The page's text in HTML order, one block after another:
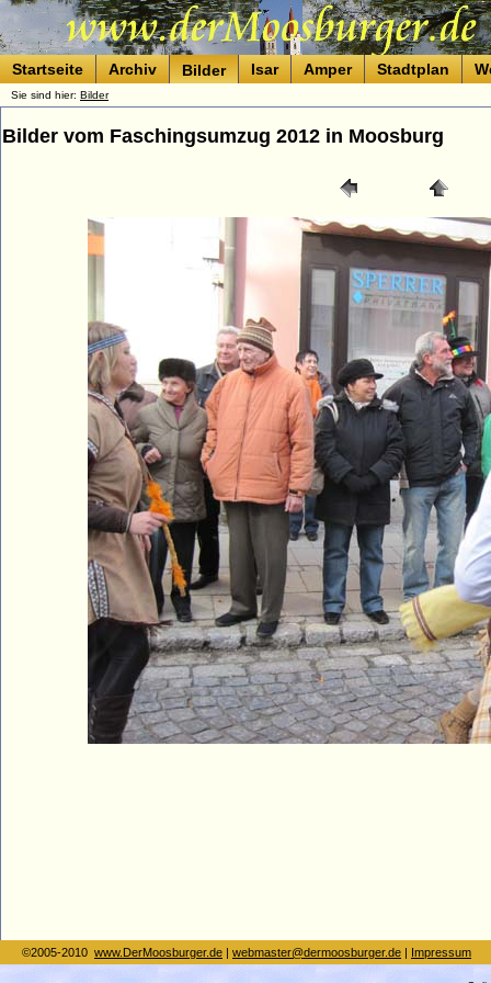
Startseite Archiv Bilder Isar Amper Stadtplan
Sie sind hier: Bilder
Bilder vom Faschingsumzug 2012 in Moosburg
©2005-2010 www.DerMoosburger.de | webmaster@dermoosburger.de | Impressum